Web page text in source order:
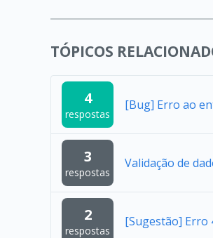
TÓPICOS
4
respostas
[Bug] Erro ao
3
respostas
Validação de
2
respostas
[Sugestão] Erro